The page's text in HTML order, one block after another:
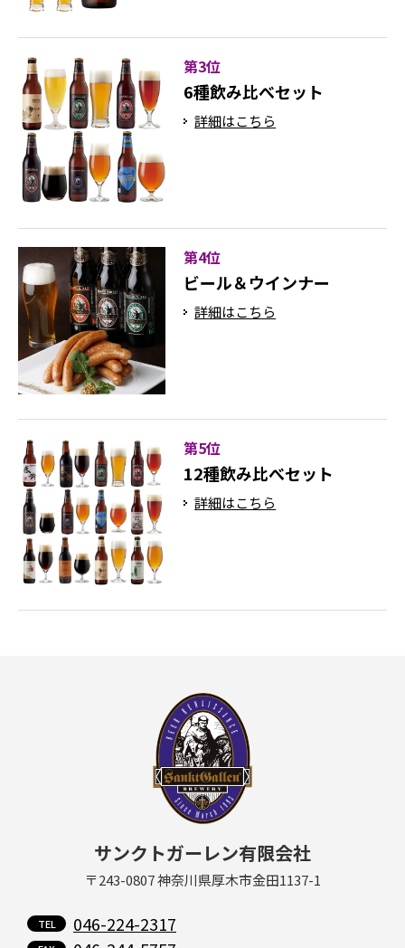
第3位
6種飲み比べセット
詳細はこちら
第4位
ビール＆ウインナー
詳細はこちら
第5位
12種飲み比べセット
詳細はこちら
サンクトガーレン有限会社
〒243-0807 神奈川県厚木市金田1137-1
046-224-2317